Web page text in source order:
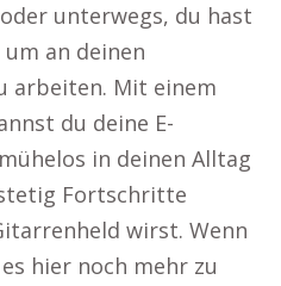
unterwegs, du hast
an deinen
arbeiten. Mit einem
du deine E-
in deinen Alltag
Fortschritte
wirst. Wenn
hier noch mehr zu